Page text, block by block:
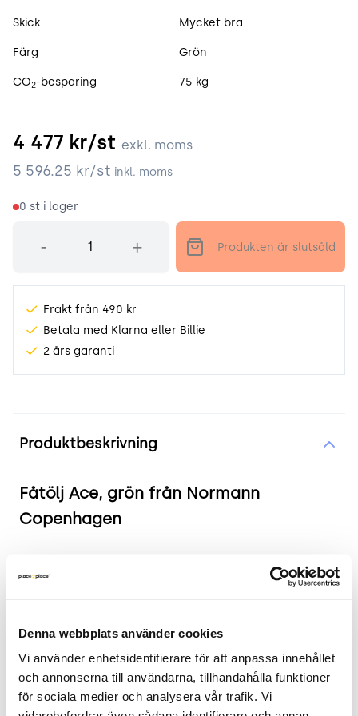
Denna webbplats använder cookies
Vi använder enhetsidentifierare för att anpassa innehållet
och annonserna till användarna, tillhandahålla funktioner
för sociala medier och analysera vår trafik. Vi
Skick Mycket bra
Färg Grön
CO2-besparing 75 kg
4 477 kr/st exkl. moms
5 596.25 kr/st inkl. moms
0 st i lager
- + Produkten är slutsåld
Frakt från 490 kr
Betala med Klarna eller Billie
2 års garanti
Produktbeskrivning
Fåtölj Ace, grön från Normann
Copenhagen
Bredd: 56 cm.
Skick: 4/5
2 års garanti